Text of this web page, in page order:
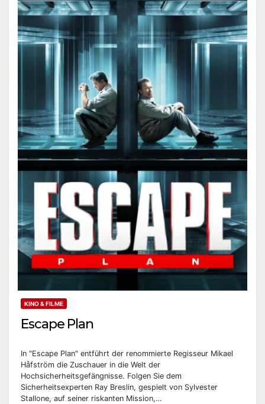
KINO & FILME
Escape Plan
In "Escape Plan" entführt der renommierte Regisseur Mikael
Håfström die Zuschauer in die Welt der
Hochsicherheitsgefängnisse. Folgen Sie dem
Sicherheitsexperten Ray Breslin, gespielt von Sylvester
Stallone, auf seiner riskanten Mission,…